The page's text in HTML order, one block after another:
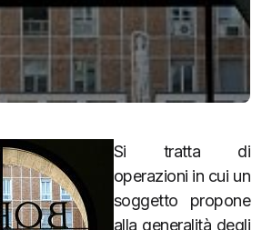
Si tratta di
operazioni in cui un
soggetto propone
alla generalità degli